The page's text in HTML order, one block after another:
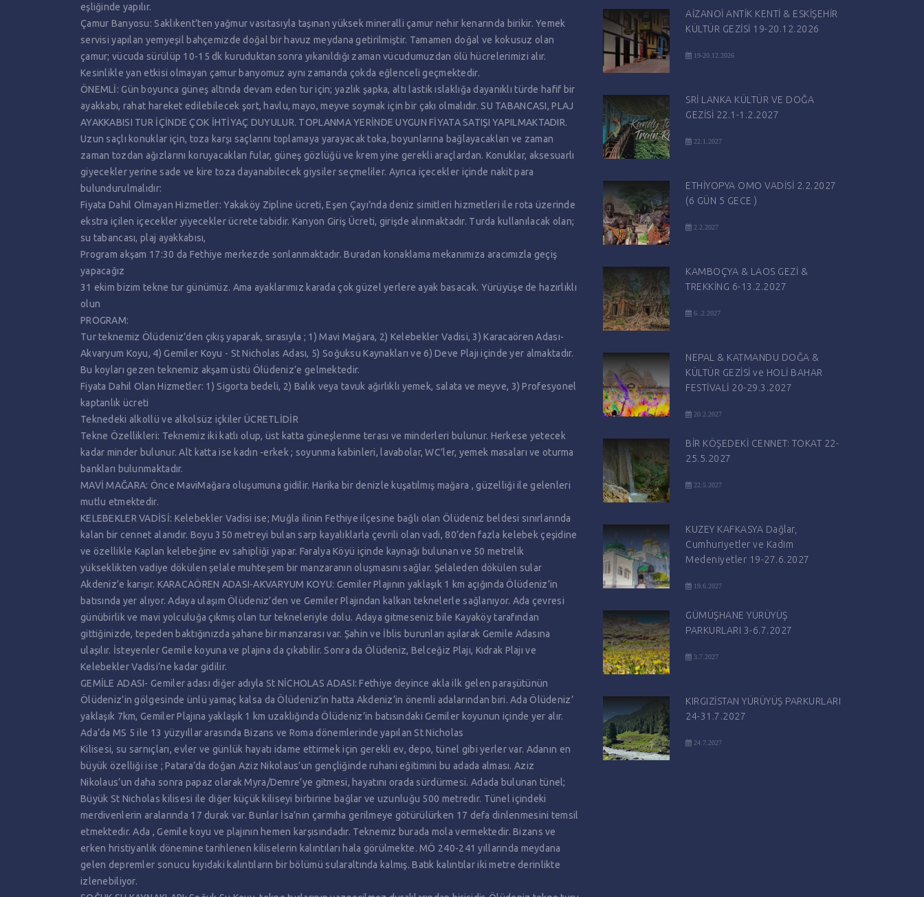
eşliğinde yapılır.
Çamur Banyosu: Saklıkent’ten yağmur vasıtasıyla taşınan yüksek mineralli çamur nehir kenarında birikir. Yemek
servisi yapılan yemyeşil bahçemizde doğal bir havuz meydana getirilmiştir. Tamamen doğal ve kokusuz olan
çamur; vücuda sürülüp 10-15 dk kuruduktan sonra yıkanıldığı zaman vücudumuzdan ölü hücrelerimizi alır.
Kesinlikle yan etkisi olmayan çamur banyomuz aynı zamanda çokda eğlenceli geçmektedir.
ÖNEMLİ: Gün boyunca güneş altında devam eden tur için; yazlık şapka, altı lastik ıslaklığa dayanıklı türde hafif bir
ayakkabı, rahat hareket edilebilecek şort, havlu, mayo, meyve soymak için bir çakı olmalıdır. SU TABANCASI, PLAJ
AYAKKABISI TUR İÇİNDE ÇOK İHTİYAÇ DUYULUR. TOPLANMA YERİNDE UYGUN FİYATA SATIŞI YAPILMAKTADIR.
Uzun saçlı konuklar için, toza karşı saçlarını toplamaya yarayacak toka, boyunlarına bağlayacakları ve zaman
zaman tozdan ağızlarını koruyacakları fular, güneş gözlüğü ve krem yine gerekli araçlardan. Konuklar, aksesuarlı
giyecekler yerine sade ve kire toza dayanabilecek giysiler seçmeliler. Ayrıca içecekler içinde nakit para
bulundurulmalıdır:
Fiyata Dahil Olmayan Hizmetler: Yakaköy Zipline ücreti, Eşen Çayı’nda deniz simitleri hizmetleri ile rota üzerinde
ekstra içilen içecekler yiyecekler ücrete tabidir. Kanyon Giriş Ücreti, girişde alınmaktadır. Turda kullanılacak olan;
su tabancası, plaj ayakkabısı,
Program akşam 17:30 da Fethiye merkezde sonlanmaktadır. Buradan konaklama mekanımıza aracımızla geçiş
yapacağız
31 ekim bizim tekne tur günümüz. Ama ayaklarımız karada çok güzel yerlere ayak basacak. Yürüyüşe de hazırlıklı
olun
PROGRAM:
Tur teknemiz Ölüdeniz’den çıkış yaparak, sırasıyla ; 1) Mavi Mağara, 2) Kelebekler Vadisi, 3) Karacaören Adası-
Akvaryum Koyu, 4) Gemiler Koyu - St Nicholas Adası, 5) Soğuksu Kaynakları ve 6) Deve Plajı içinde yer almaktadır.
Bu koyları gezen teknemiz akşam üstü Ölüdeniz’e gelmektedir.
Fiyata Dahil Olan Hizmetler: 1) Sigorta bedeli, 2) Balık veya tavuk ağırlıklı yemek, salata ve meyve, 3) Profesyonel
kaptanlık ücreti
Teknedeki alkollü ve alkolsüz içkiler ÜCRETLİDİR
Tekne Özellikleri: Teknemiz iki katlı olup, üst katta güneşlenme terası ve minderleri bulunur. Herkese yetecek
kadar minder bulunur. Alt katta ise kadın -erkek ; soyunma kabinleri, lavabolar, WC’ler, yemek masaları ve oturma
bankları bulunmaktadır.
MAVİ MAĞARA: Önce MaviMağara oluşumuna gidilir. Harika bir denizle kuşatılmış mağara , güzelliği ile gelenleri
mutlu etmektedir.
KELEBEKLER VADİSİ: Kelebekler Vadisi ise; Muğla ilinin Fethiye ilçesine bağlı olan Ölüdeniz beldesi sınırlarında
kalan bir cennet alanıdır. Boyu 350 metreyi bulan sarp kayalıklarla çevrili olan vadi, 80’den fazla kelebek çeşidine
ve özellikle Kaplan kelebeğine ev sahipliği yapar. Faralya Köyü içinde kaynağı bulunan ve 50 metrelik
yükseklikten vadiye dökülen şelale muhteşem bir manzaranın oluşmasını sağlar. Şelaleden dökülen sular
Akdeniz’e karışır. KARACAÖREN ADASI-AKVARYUM KOYU: Gemiler Plajının yaklaşık 1 km açığında Ölüdeniz’in
batısında yer alıyor. Adaya ulaşım Ölüdeniz’den ve Gemiler Plajından kalkan teknelerle sağlanıyor. Ada çevresi
günübirlik ve mavi yolculuğa çıkmış olan tur tekneleriyle dolu. Adaya gitmeseniz bile Kayaköy tarafından
gittiğinizde, tepeden baktığınızda şahane bir manzarası var. Şahin ve İblis burunları aşılarak Gemile Adasına
ulaşılır. İsteyenler Gemile koyuna ve plajına da çıkabilir. Sonra da Ölüdeniz, Belceğiz Plajı, Kıdrak Plajı ve
Kelebekler Vadisi’ne kadar gidilir.
GEMİLE ADASI- Gemiler adası diğer adıyla St NİCHOLAS ADASI: Fethiye deyince akla ilk gelen paraşütünün
Ölüdeniz’in gölgesinde ünlü yamaç kalsa da Ölüdeniz’in hatta Akdeniz’in önemli adalarından biri. Ada Ölüdeniz’
yaklaşık 7km, Gemiler Plajına yaklaşık 1 km uzaklığında Ölüdeniz’in batısındaki Gemiler koyunun içinde yer alır.
Ada’da MS 5 ile 13 yüzyıllar arasında Bizans ve Roma dönemlerinde yapılan St Nicholas
Kilisesi, su sarnıçları, evler ve günlük hayatı idame ettirmek için gerekli ev, depo, tünel gibi yerler var. Adanın en
büyük özelliği ise ; Patara’da doğan Aziz Nikolaus’un gençliğinde ruhani eğitimini bu adada alması. Aziz
Nikolaus’un daha sonra papaz olarak Myra/Demre’ye gitmesi, hayatını orada sürdürmesi. Adada bulunan tünel;
Büyük St Nicholas kilisesi ile diğer küçük kiliseyi birbirine bağlar ve uzunluğu 500 metredir. Tünel içindeki
merdivenlerin aralarında 17 durak var. Bunlar İsa’nın çarmıha gerilmeye götürülürken 17 defa dinlenmesini temsil
etmektedir. Ada , Gemile koyu ve plajının hemen karşısındadır. Teknemiz burada mola vermektedir. Bizans ve
erken hristiyanlık dönemine tarihlenen kiliselerin kalıntıları hala görülmekte. MÖ 240-241 yıllarında meydana
gelen depremler sonucu kıyıdaki kalıntıların bir bölümü sularaltında kalmış. Batık kalıntılar iki metre derinlikte
izlenebiliyor.
AİZANOİ ANTİK KENTİ & ESKİŞEHİR
KÜLTÜR GEZİSİ 19-20.12.2026
19-20.12.2026
SRİ LANKA KÜLTÜR VE DOĞA
GEZİSİ 22.1-1.2.2027
22.1.2027
ETHİYOPYA OMO VADİSİ 2.2.2027
(6 GÜN 5 GECE )
2.2.2027
KAMBOÇYA & LAOS GEZİ &
TREKKİNG 6-13.2.2027
6..2.2027
NEPAL & KATMANDU DOĞA &
KÜLTÜR GEZİSİ ve HOLİ BAHAR
FESTİVALİ 20-29.3.2027
20.2.2027
BİR KÖŞEDEKİ CENNET: TOKAT 22-
25.5.2027
22.5.2027
KUZEY KAFKASYA Dağlar,
Cumhuriyetler ve Kadim
Medeniyetler 19-27.6.2027
19.6.2027
GÜMÜŞHANE YÜRÜYÜŞ
PARKURLARI 3-6.7.2027
3.7.2027
KIRGIZİSTAN YÜRÜYÜŞ PARKURLARI
24-31.7.2027
24.7.2027